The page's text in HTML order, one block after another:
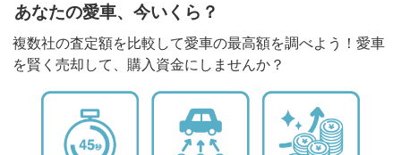
あなたの愛車、今いくら？
複数社の査定額を比較して愛車の最高額を調べよう！愛車
を賢く売却して、購入資金にしませんか？